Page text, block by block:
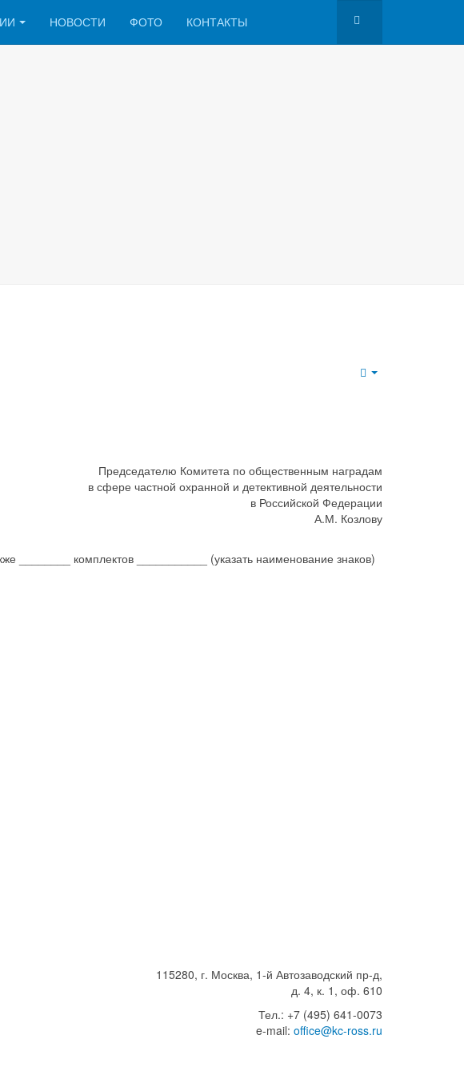
НОВОСТИ ФОТО КОНТАКТЫ
Председателю Комитета по общественным наградам
в сфере частной охранной и детективной деятельности
в Российской Федерации
А.М. Козлову
________ комплектов ___________ (указать наименование знаков)
115280, г. Москва, 1-й Автозаводский пр-д,
д. 4, к. 1, оф. 610
Тел.: +7 (495) 641-0073
e-mail: office@kc-ross.ru